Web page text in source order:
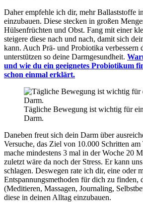
Daher empfehle ich dir, mehr Ballaststoffe
einzubauen. Diese stecken in großen
Hülsenfrüchten und Obst. Fang mit einer
steigere diese nach und nach, damit sich
kann. Auch Prä- und Probiotika verbessern
unterstützen so deine Darmgesundheit.
und wie du ein geeignetes Probiotikum
schon einmal erklärt.
Tägliche Bewegung ist wichtig für
Darm.
Daneben freut sich dein Darm über
Versuche, das Ziel von 10.000 Schritten
mache mindestens 3 mal in der Woche 20
zuletzt wäre da noch der Stress. Er kann
schlagen. Deswegen rate ich dir, eine oder
Entspannungsmethoden für dich zu finden,
(Meditieren, Massagen, Journaling,
diese in deinen Alltag einzubauen.